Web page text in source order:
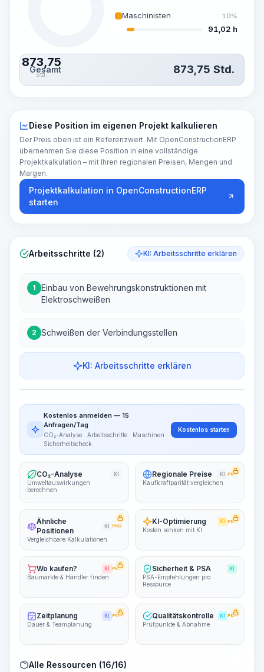
873,75
Std.
Maschinisten 10%
91,02 h
Gesamt 873,75 Std.
Diese Position im eigenen Projekt kalkulieren
Der Preis oben ist ein Referenzwert. Mit OpenConstructionERP
übernehmen Sie diese Position in eine vollständige
Projektkalkulation – mit Ihren regionalen Preisen, Mengen und
Margen.
Projektkalkulation in OpenConstructionERP
starten
Arbeitsschritte (2) KI: Arbeitsschritte erklären
1
Einbau von Bewehrungskonstruktionen mit
Elektroschweißen
2 Schweißen der Verbindungsstellen
KI: Arbeitsschritte erklären
Arbeitsschritte
~15-30 Sek.
Kostenlos anmelden — 15
Anfragen/Tag
CO₂-Analyse · Arbeitsschritte · Maschinen ·
Sicherheitscheck
Kostenlos starten
CO₂-Analyse KI
Umweltauswirkungen
berechnen
Regionale Preise KI PRO
Kaufkraftparität vergleichen
Ähnliche
Positionen
KI PRO
Vergleichbare Kalkulationen
KI-Optimierung KI PRO
Kosten senken mit KI
Wo kaufen? KI PRO
Baumärkte & Händler finden
Sicherheit & PSA KI
PSA-Empfehlungen pro
Ressource
Zeitplanung KI PRO
Dauer & Teamplanung
Qualitätskontrolle KI PRO
Prüfpunkte & Abnahme
Alle Ressourcen (16/16)